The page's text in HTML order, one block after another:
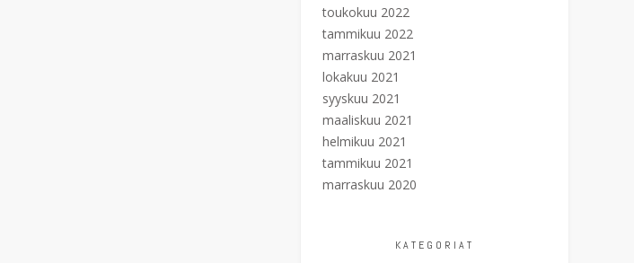
toukokuu 2022
tammikuu 2022
marraskuu 2021
lokakuu 2021
syyskuu 2021
maaliskuu 2021
helmikuu 2021
tammikuu 2021
marraskuu 2020
KATEGORIAT